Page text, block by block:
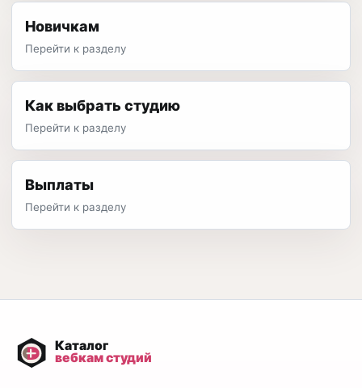
Новичкам
Перейти к разделу
Как выбрать студию
Перейти к разделу
Выплаты
Перейти к разделу